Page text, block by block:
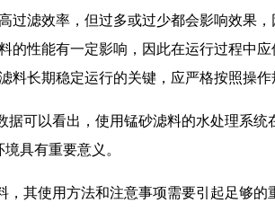
过滤效率，但过多或过少都会影响效果，
的性能有一定影响，因此在运行过程中应
料长期稳定运行的关键，应严格按照操作
据可以看出，使用锰砂滤料的水处理系
具有重要意义。
，其使用方法和注意事项需要引起足够